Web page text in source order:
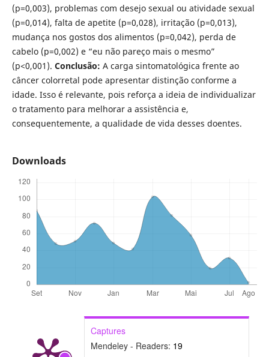
(p=0,003), problemas com desejo sexual ou atividade sexual
(p=0,014), falta de apetite (p=0,028), irritação (p=0,013),
mudança nos gostos dos alimentos (p=0,042), perda de
cabelo (p=0,002) e “eu não pareço mais o mesmo”
(p<0,001). Conclusão: A carga sintomatológica frente ao
câncer colorretal pode apresentar distinção conforme a
idade. Isso é relevante, pois reforça a ideia de individualizar
o tratamento para melhorar a assistência e,
consequentemente, a qualidade de vida desses doentes.
Downloads
Captures
Mendeley - Readers: 19